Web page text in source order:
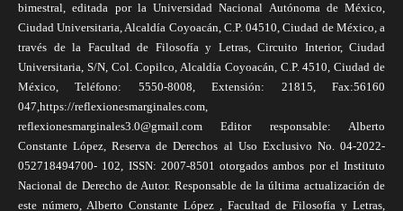
bimestral, editada por la Universidad Nacional Autónoma de México,
Ciudad Universitaria, Alcaldía Coyoacán, C.P. 04510, Ciudad de México, a
través de la Facultad de Filosofía y Letras, Circuito Interior, Ciudad
Universitaria, S/N, Col. Copilco, Alcaldía Coyoacán, C.P. 4510, Ciudad de
México, Teléfono: 5550-8008, Extensión: 21815, Fax:56160
047,https://reflexionesmarginales.com,
reflexionesmarginales3.0@gmail.com Editor responsable: Alberto
Constante López, Reserva de Derechos al Uso Exclusivo No. 04-2022-
052718494700- 102, ISSN: 2007-8501 otorgados ambos por el Instituto
Nacional de Derecho de Autor. Responsable de la última actualización de
este número, Alberto Constante López , Facultad de Filosofía y Letras,